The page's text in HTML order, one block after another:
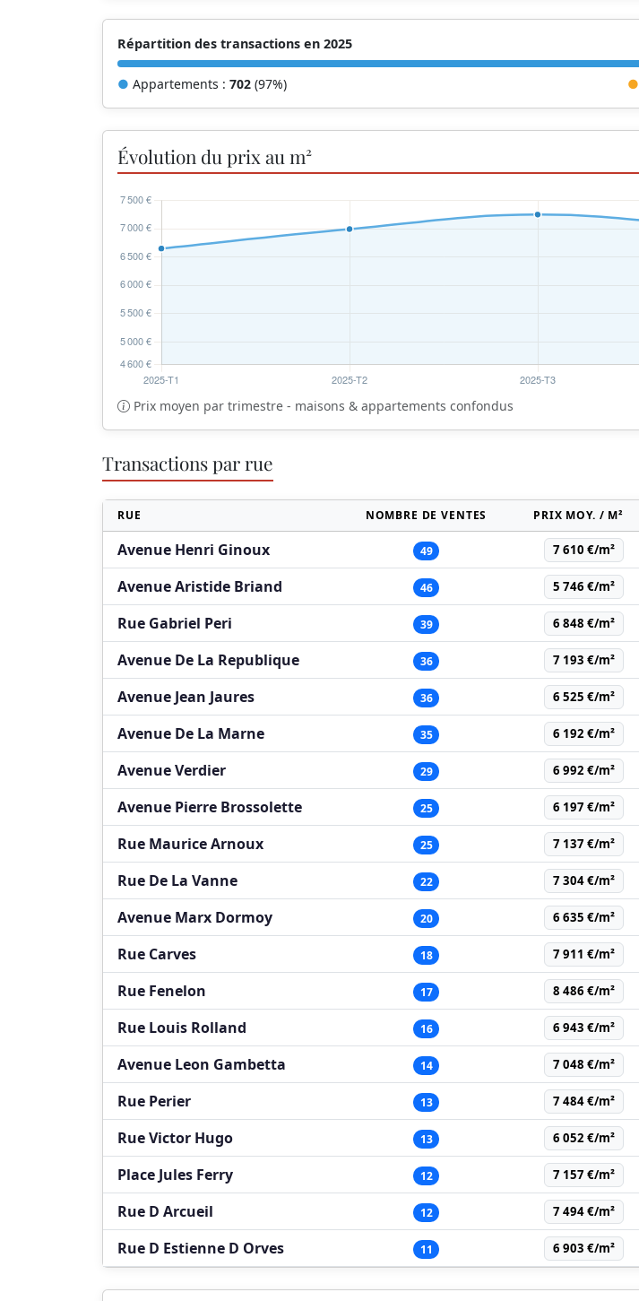
Répartition des transactions en 2025
● Appartements : 702 (97%) ●
Évolution du prix au m²
Prix moyen par trimestre - maisons & appartements confondus
Transactions par rue
RUE NOMBRE DE VENTES PRIX MOY. / M²
Avenue Henri Ginoux 49 7 610 €/m²
Avenue Aristide Briand 46 5 746 €/m²
Rue Gabriel Peri 39 6 848 €/m²
Avenue De La Republique 36 7 193 €/m²
Avenue Jean Jaures 36 6 525 €/m²
Avenue De La Marne 35 6 192 €/m²
Avenue Verdier 29 6 992 €/m²
Avenue Pierre Brossolette 25 6 197 €/m²
Rue Maurice Arnoux 25 7 137 €/m²
Rue De La Vanne 22 7 304 €/m²
Avenue Marx Dormoy 20 6 635 €/m²
Rue Carves 18 7 911 €/m²
Rue Fenelon 17 8 486 €/m²
Rue Louis Rolland 16 6 943 €/m²
Avenue Leon Gambetta 14 7 048 €/m²
Rue Perier 13 7 484 €/m²
Rue Victor Hugo 13 6 052 €/m²
Place Jules Ferry 12 7 157 €/m²
Rue D Arcueil 12 7 494 €/m²
Rue D Estienne D Orves 11 6 903 €/m²